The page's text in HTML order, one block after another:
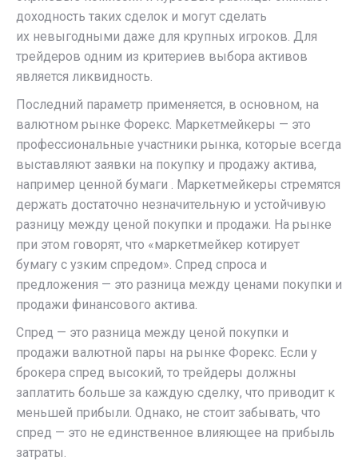
доходность таких сделок и могут сделать
их невыгодными даже для крупных игроков. Для
трейдеров одним из критериев выбора активов
является ликвидность.
Последний параметр применяется, в основном, на
валютном рынке Форекс. Маркетмейкеры — это
профессиональные участники рынка, которые всегда
выставляют заявки на покупку и продажу актива,
например ценной бумаги . Маркетмейкеры стремятся
держать достаточно незначительную и устойчивую
разницу между ценой покупки и продажи. На рынке
при этом говорят, что «маркетмейкер котирует
бумагу с узким спредом». Спред спроса и
предложения — это разница между ценами покупки и
продажи финансового актива.
Спред — это разница между ценой покупки и
продажи валютной пары на рынке Форекс. Если у
брокера спред высокий, то трейдеры должны
заплатить больше за каждую сделку, что приводит к
меньшей прибыли. Однако, не стоит забывать, что
спред — это не единственное влияющее на прибыль
затраты.